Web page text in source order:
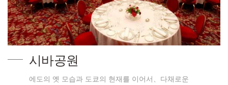
시바공원
에도의 옛 모습과 도쿄의 현재를 이어서、다채로운